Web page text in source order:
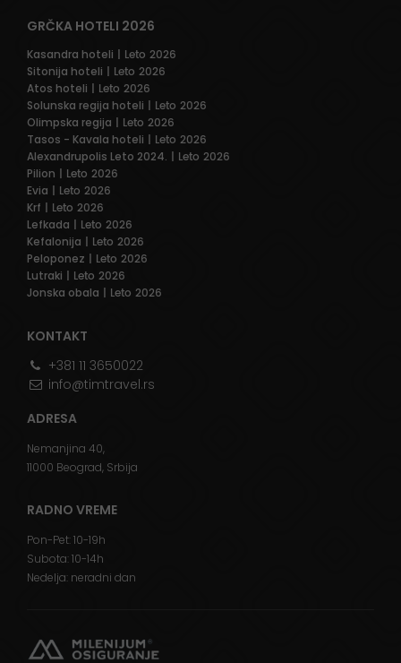
GRČKA HOTELI 2026
Kasandra hoteli | Leto 2026
Sitonija hoteli | Leto 2026
Atos hoteli | Leto 2026
Solunska regija hoteli | Leto 2026
Olimpska regija | Leto 2026
Tasos - Kavala hoteli | Leto 2026
Alexandrupolis Leto 2024. | Leto 2026
Pilion | Leto 2026
Evia | Leto 2026
Krf | Leto 2026
Lefkada | Leto 2026
Kefalonija | Leto 2026
Peloponez | Leto 2026
Lutraki | Leto 2026
Jonska obala | Leto 2026
KONTAKT
+381 11 3650022
info@timtravel.rs
ADRESA
Nemanjina 40,
11000 Beograd, Srbija
RADNO VREME
Pon-Pet: 10-19h
Subota: 10-14h
Nedelja: neradni dan